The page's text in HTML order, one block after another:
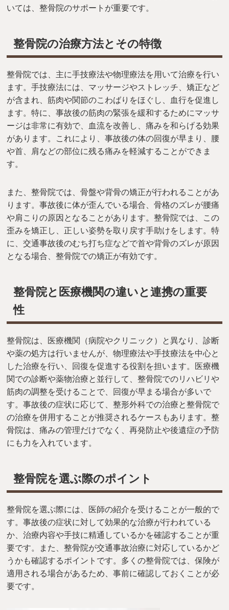
いては、整骨院のサポートが重要です。
整骨院の治療方法とその特徴
整骨院では、主に手技療法や物理療法を用いて治療を行い
ます。手技療法には、マッサージやストレッチ、矯正など
が含まれ、筋肉や関節のこわばりをほぐし、血行を促進し
ます。特に、事故後の筋肉の緊張を緩和するためにマッサ
ージは非常に有効で、血流を改善し、痛みを和らげる効果
があります。これにより、事故後の体の回復が早まり、腰
や首、肩などの部位に残る痛みを軽減することができま
す。
また、整骨院では、骨盤や背骨の矯正が行われることがあ
ります。事故後に体が歪んでいる場合、骨格のズレが腰痛
や肩こりの原因となることがあります。整骨院では、この
歪みを矯正し、正しい姿勢を取り戻す手助けをします。特
に、交通事故後のむち打ち症などで首や背骨のズレが原因
となる場合、整骨院での矯正が有効です。
整骨院と医療機関の違いと連携の重要
性
整骨院は、医療機関（病院やクリニック）と異なり、診断
や薬の処方は行いませんが、物理療法や手技療法を中心と
した治療を行い、回復を促進する役割を担います。医療機
関での診断や薬物治療と並行して、整骨院でのリハビリや
筋肉の調整を受けることで、回復が早まる場合が多いで
す。事故後の症状に応じて、整形外科での治療と整骨院で
の治療を併用することが推奨されるケースもあります。整
骨院は、痛みの管理だけでなく、再発防止や後遺症の予防
にも力を入れています。
整骨院を選ぶ際のポイント
整骨院を選ぶ際には、医師の紹介を受けることが一般的で
す。事故後の症状に対して効果的な治療が行われている
か、治療内容や手技に精通しているかを確認することが重
要です。また、整骨院が交通事故治療に対応しているかど
うかも確認するポイントです。多くの整骨院では、保険が
適用される場合があるため、事前に確認しておくことが必
要です。